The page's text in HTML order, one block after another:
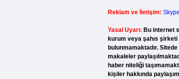
Reklam ve İletişim:
Yasal Uyarı: Bu internet
kurum veya şahıs şirketi
bulunmamaktadır. Sitede
makaleler
haber niteliği
kişiler hakkında